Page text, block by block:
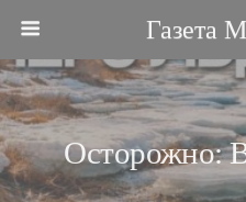
Газета
Осторожно: